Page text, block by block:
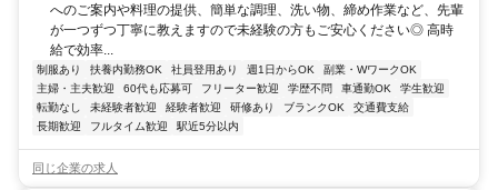
へのご案内や料理の提供、簡単な調理、洗い物、締め作業など、先輩
が一つずつ丁寧に教えますので未経験の方もご安心ください◎ 高時
給で効率...
制服あり 扶養内勤務OK 社員登用あり 週1日からOK
副業・WワークOK
主婦・主夫歓迎
60代も応募可 フリーター歓迎 学歴不問 車通勤OK
学生歓迎
転勤なし
未経験者歓迎 経験者歓迎 研修あり ブランクOK
交通費支給
長期歓迎
フルタイム歓迎 駅近5分以内
同じ企業の求人